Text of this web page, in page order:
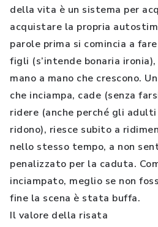
della vita è un sistema per
acquistare la propria
parole prima si comincia a
figli (s’intende bonaria
mano a mano che crescono.
che inciampa, cade (senza
ridere (anche perché gli
ridono), riesce subito a
nello stesso tempo, a non
penalizzato per la caduta.
inciampato, meglio se non
fine la scena è stata buffa.
Il valore della risata